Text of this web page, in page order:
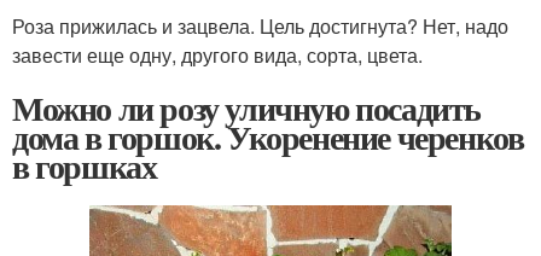
Роза прижилась и зацвела. Цель достигнута? Нет, надо
завести еще одну, другого вида, сорта, цвета.
Можно ли розу уличную посадить
дома в горшок. Укоренение черенков
в горшках